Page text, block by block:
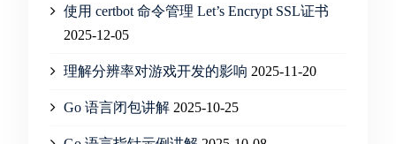
使用 certbot 命令管理 Let’s Encrypt SSL证书
2025-12-05
理解分辨率对游戏开发的影响 2025-11-20
Go 语言闭包讲解 2025-10-25